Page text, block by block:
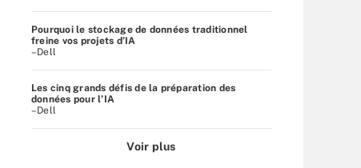
Pourquoi le stockage de données traditionnel
freine vos projets d’IA
–Dell
Les cinq grands défis de la préparation des
données pour l’IA
–Dell
Voir plus